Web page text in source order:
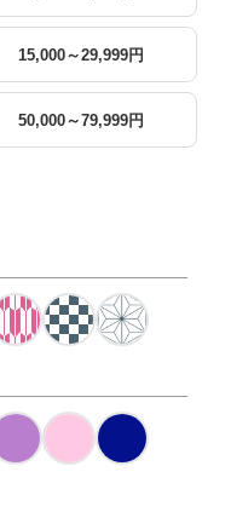
15,000～29,999円
50,000～79,999円